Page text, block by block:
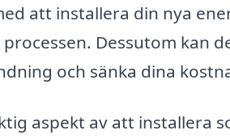
att installera din nya
Dessutom kan
och sänka dina
aspekt av att installera